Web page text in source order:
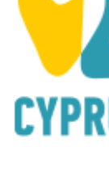
» ROBERT’S CAFE
ROBERT’S